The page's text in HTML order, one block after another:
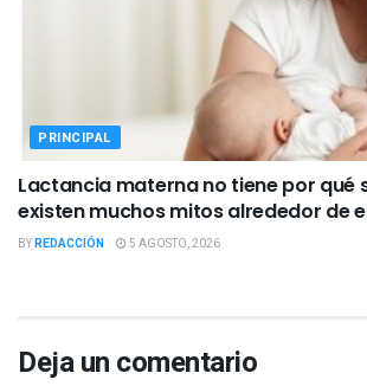
PRINCIPAL
Lactancia materna no tiene por qué
existen muchos mitos alrededor de
BYREDACCIÓN 5 AGOSTO, 2026
Deja un comentario